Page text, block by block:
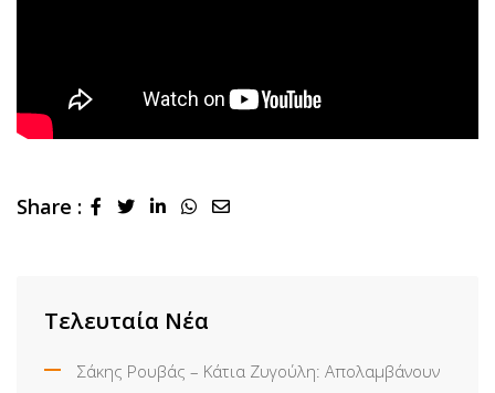
Share : LinkedInWhatsapp
Share
Τελευταία Νέα
Σάκης Ρουβάς – Κάτια Ζυγούλη: Απολαμβάνουν